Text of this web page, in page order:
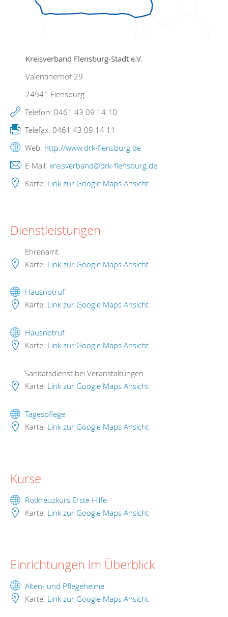
Kreisverband Flensburg-Stadt e.V.
Valentinerhof 29
24941 Flensburg
Telefon: 0461 43 09 14 10
Telefax: 0461 43 09 14 11
Web: http://www.drk-flensburg.de
E-Mail: kreisverband@drk-flensburg.de
Karte: Link zur Google Maps Ansicht
Dienstleistungen
Ehrenamt
Karte: Link zur Google Maps Ansicht
Hausnotruf
Karte: Link zur Google Maps Ansicht
Hausnotruf
Karte: Link zur Google Maps Ansicht
Sanitätsdienst bei Veranstaltungen
Karte: Link zur Google Maps Ansicht
Tagespflege
Karte: Link zur Google Maps Ansicht
Kurse
Rotkreuzkurs Erste Hilfe
Karte: Link zur Google Maps Ansicht
Einrichtungen im Überblick
Alten- und Pflegeheime
Karte: Link zur Google Maps Ansicht